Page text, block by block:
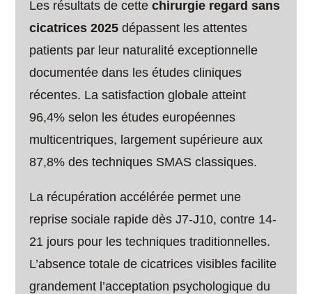
Les résultats de cettechirurgie regard sans
cicatrices 2025 dépassent les attentes
patients par leur naturalité exceptionnelle
documentée dans les études cliniques
récentes. La satisfaction globale atteint
96,4% selon les études européennes
multicentriques, largement supérieure aux
87,8% des techniques SMAS classiques.
La récupération accélérée permet une
reprise sociale rapide dès J7-J10, contre 14-
21 jours pour les techniques traditionnelles.
L’absence totale de cicatrices visibles facilite
grandement l’acceptation psychologique du